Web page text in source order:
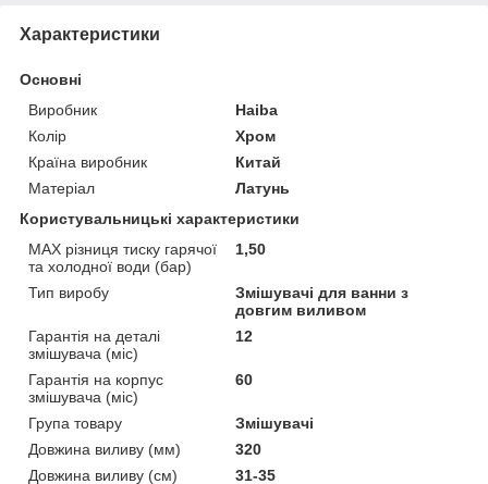
Характеристики
Основні
Виробник
Haiba
Колір
Хром
Країна виробник
Китай
Матеріал
Латунь
Користувальницькі характеристики
MAX різниця тиску гарячої
та холодної води (бар)
1,50
Тип виробу
Змішувачі для ванни з
довгим виливом
Гарантія на деталі
змішувача (міс)
12
Гарантія на корпус
змішувача (міс)
60
Група товару
Змішувачі
Довжина виливу (мм)
320
Довжина виливу (см)
31-35